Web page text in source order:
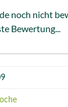
noch nicht
Bewertung...